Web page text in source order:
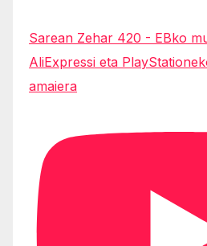
Sarean Zehar 420 - EBko
AliExpressi eta
amaiera